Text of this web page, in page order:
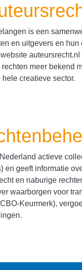
is een
en uitgevers en hun
meer bekend
creatieve sector.
actieve
en geeft informatie
en naburige
waarborgen voor
Keurmerk),